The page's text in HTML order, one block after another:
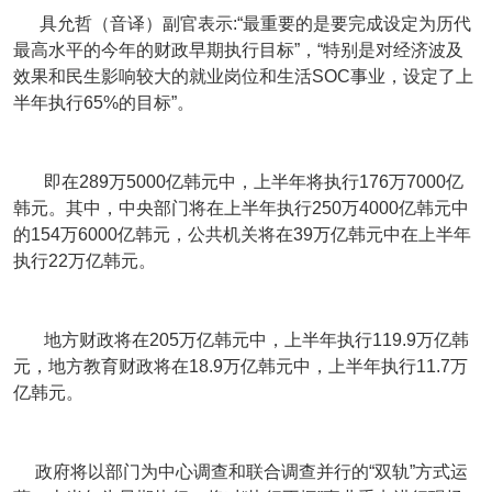
具允哲（音译）副官表示:“最重要的是要完成设定为历代
最高水平的今年的财政早期执行目标”，“特别是对经济波及
效果和民生影响较大的就业岗位和生活SOC事业，设定了上
半年执行65%的目标”。
即在289万5000亿韩元中，上半年将执行176万7000亿
韩元。其中，中央部门将在上半年执行250万4000亿韩元中
的154万6000亿韩元，公共机关将在39万亿韩元中在上半年
执行22万亿韩元。
地方财政将在205万亿韩元中，上半年执行119.9万亿韩
元，地方教育财政将在18.9万亿韩元中，上半年执行11.7万
亿韩元。
政府将以部门为中心调查和联合调查并行的“双轨”方式运